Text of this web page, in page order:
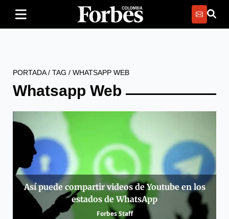
PORTADA/ TAG / WHATSAPP WEB
Whatsapp Web
Así puede compartir videos de Youtube en los
estados de WhatsApp
Forbes Staff